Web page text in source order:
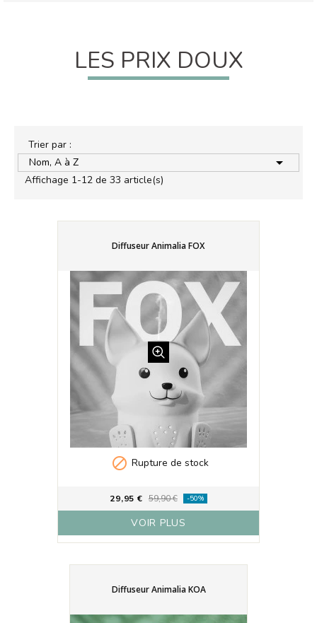
LES PRIX DOUX
Trier par :
Nom, A à Z

Affichage 1-12 de 33 article(s)
Diffuseur Animalia FOX
 Rupture de stock
29,95 € 59,90 € -50%
VOIR PLUS
Diffuseur Animalia KOA